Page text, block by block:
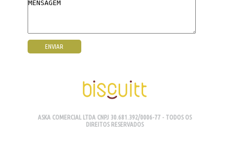
ASKA COMERCIAL LTDA CNPJ 30.681.392/0006-77 - TODOS OS
DIREITOS RESERVADOS